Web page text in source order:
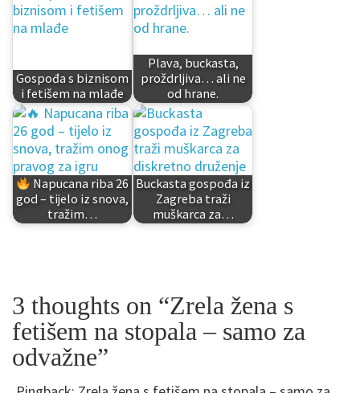
Gospođa s biznisom
i fetišem na mlađe
Plava, buckasta,
proždrljiva… ali ne
od hrane.
Napucana riba 26
god – tijelo iz snova,
tražim…
Buckasta gospođa iz
Zagreba traži
muškarca za…
3 thoughts on “Zrela žena s
fetišem na stopala – samo za
odvažne”